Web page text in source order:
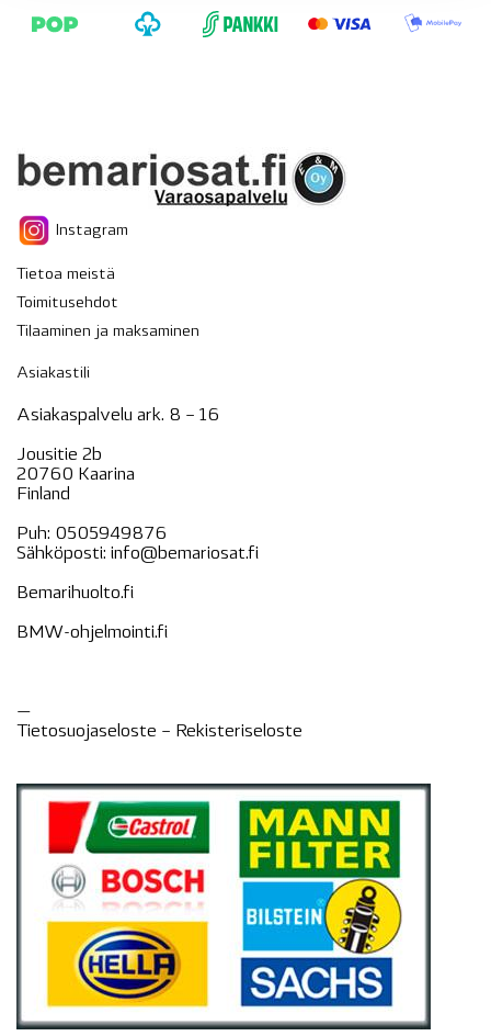
Instagram
Tietoa meistä
Toimitusehdot
Tilaaminen ja maksaminen
Asiakastili
Asiakaspalvelu ark. 8 – 16
Jousitie 2b
20760 Kaarina
Finland
Puh: 0505949876
Sähköposti: info@bemariosat.fi
Bemarihuolto.fi
BMW-ohjelmointi.fi
—
Tietosuojaseloste – Rekisteriseloste